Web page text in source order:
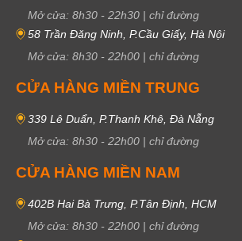
Mở cửa: 8h30 - 22h30 | chỉ đường
58 Trần Đăng Ninh, P.Cầu Giấy, Hà Nội
Mở cửa: 8h30 - 22h00 | chỉ đường
CỬA HÀNG MIỀN TRUNG
339 Lê Duẩn, P.Thanh Khê, Đà Nẵng
Mở cửa: 8h30 - 22h00 | chỉ đường
CỬA HÀNG MIỀN NAM
402B Hai Bà Trưng, P.Tân Định, HCM
Mở cửa: 8h30 - 22h00 | chỉ đường